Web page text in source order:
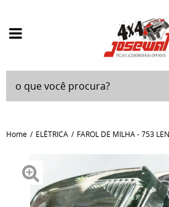
Home ELÉTRICA FAROL DE MILHA - 753